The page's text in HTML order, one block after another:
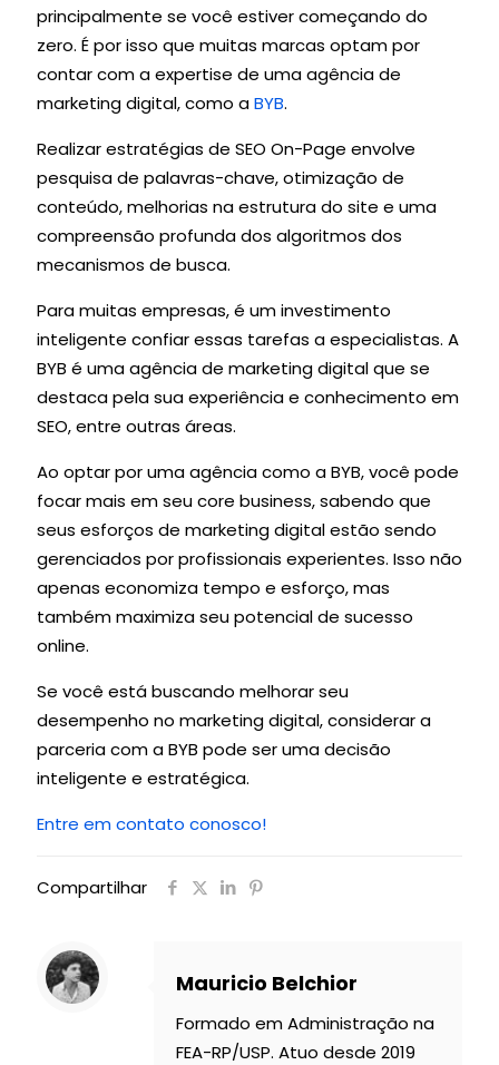
principalmente se você estiver começando do
zero. É por isso que muitas marcas optam por
contar com a expertise de uma agência de
marketing digital, como aBYB.
Realizar estratégias de SEO On-Page envolve
pesquisa de palavras-chave, otimização de
conteúdo, melhorias na estrutura do site e uma
compreensão profunda dos algoritmos dos
mecanismos de busca.
Para muitas empresas, é um investimento
inteligente confiar essas tarefas a especialistas. A
BYB é uma agência de marketing digital que se
destaca pela sua experiência e conhecimento em
SEO, entre outras áreas.
Ao optar por uma agência como a BYB, você pode
focar mais em seu core business, sabendo que
seus esforços de marketing digital estão sendo
gerenciados por profissionais experientes. Isso não
apenas economiza tempo e esforço, mas
também maximiza seu potencial de sucesso
online.
Se você está buscando melhorar seu
desempenho no marketing digital, considerar a
parceria com a BYB pode ser uma decisão
inteligente e estratégica.
Entre em contato conosco!
Compartilhar
Mauricio Belchior
Formado em Administração na
FEA-RP/USP. Atuo desde 2019